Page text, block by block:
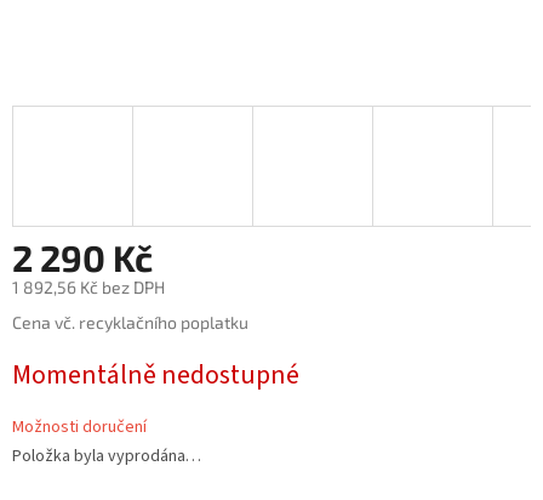
2 290 Kč
1 892,56 Kč bez DPH
Měrná
Cena vč. recyklačního poplatku
Momentálně nedostupné
Možnosti doručení
Položka byla vyprodána…